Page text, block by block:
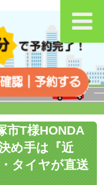
市T様HONDA
め手は『近
タイヤが直送